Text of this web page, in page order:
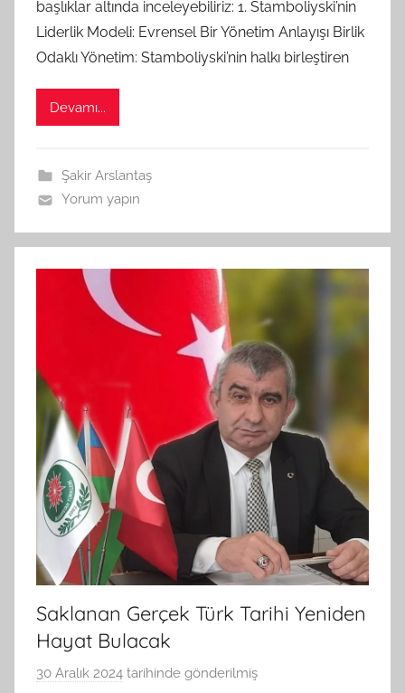
a
f
ı
başlıklar altında inceleyebiliriz: 1. Stamboliyski’nin
Liderlik Modeli: Evrensel Bir Yönetim Anlayışı Birlik
Odaklı Yönetim: Stamboliyski’nin halkı birleştiren
Devamı...
Şakir Arslantaş
Yorum yapın
Saklanan Gerçek Türk Tarihi Yeniden
Hayat Bulacak
30 Aralık 2024 tarihinde gönderilmiş